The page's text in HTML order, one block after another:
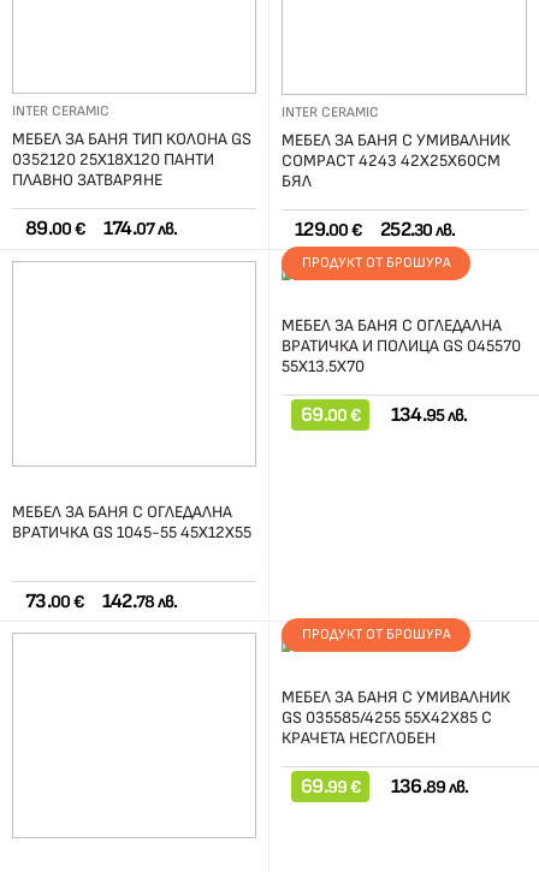
INTER CERAMIC
МЕБЕЛ ЗА БАНЯ ТИП КОЛОНА GS
0352120 25Х18Х120 ПАНТИ
ПЛАВНО ЗАТВАРЯНЕ
89.00 € 174.07 лв.
INTER CERAMIC
МЕБЕЛ ЗА БАНЯ С УМИВАЛНИК
COMPACT 4243 42X25X60СМ
БЯЛ
129.00 € 252.30 лв.
МЕБЕЛ ЗА БАНЯ С ОГЛЕДАЛНА
ВРАТИЧКА GS 1045-55 45Х12Х55
73.00 € 142.78 лв.
ПРОДУКТ ОТ БРОШУРА
МЕБЕЛ ЗА БАНЯ С ОГЛЕДАЛНА
ВРАТИЧКА И ПОЛИЦА GS 045570
55Х13.5Х70
69.00 € 134.95 лв.
ПРОДУКТ ОТ БРОШУРА
МЕБЕЛ ЗА БАНЯ С УМИВАЛНИК
GS 035585/4255 55Х42Х85 С
КРАЧЕТА НЕСГЛОБЕН
69.99 € 136.89 лв.